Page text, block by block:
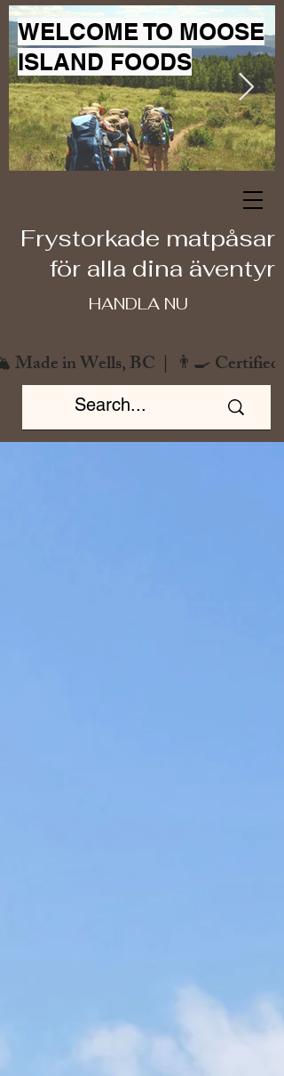
WELCOME TO MOOSE
ISLAND FOODS
Frystorkade matpåsar
för alla dina äventyr
HANDLA NU
in Wells, BC  |  👨‍🍳 Certified